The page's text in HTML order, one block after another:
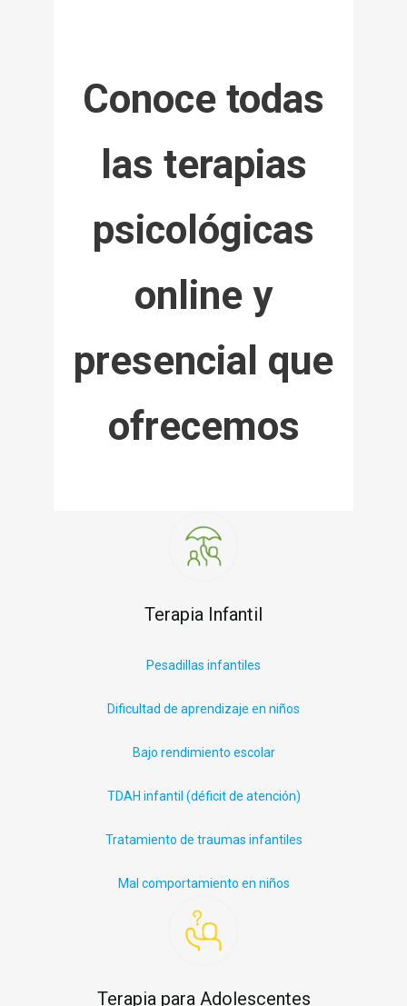
Conoce todas
las terapias
psicológicas
online y
presencial que
ofrecemos
Terapia Infantil
Pesadillas infantiles
Dificultad de aprendizaje en niños
Bajo rendimiento escolar
TDAH infantil (déficitde atención)
Tratamiento de traumas infantiles
Mal comportamiento en niños
Terapia para Adolescentes